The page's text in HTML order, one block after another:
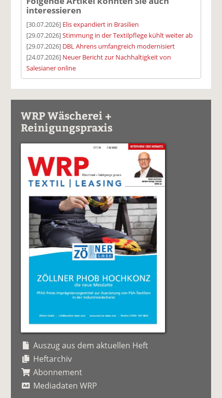
interessieren
[30.07.2026] Elis expandiert in Brasilien
[29.07.2026]Stimmung in der Textilpflege kühlt weiter ab
[29.07.2026] DBL Ahrens umfangreich modernisiert
[24.07.2026] Neuer Bericht zur Nachhaltigkeit von
Salesianer online
WRP Wäscherei +
Reinigungspraxis
Auszug aus dem aktuellen Heft
Heftarchiv
Abonnement
Mediadaten WRP